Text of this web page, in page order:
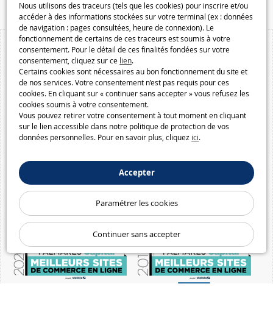
Nous utilisons des traceurs (tels que les cookies) pour inscrire et/ou
accéder à des informations stockées sur votre terminal (ex : données
de navigation : pages consultées, heure de connexion). Le
fonctionnement de certains de ces traceurs est soumis à votre
consentement. Pour le détail de ces finalités fondées sur votre
consentement, cliquez sur ce lien.
Certains cookies sont nécessaires au bon fonctionnement du site et
de nos services. Votre consentement n’est pas requis pour ces
cookies. En cliquant sur « continuer sans accepter » vous refusez les
cookies soumis à votre consentement.
Vous pouvez retirer votre consentement à tout moment en cliquant
sur le lien accessible dans notre politique de protection de vos
données personnelles. Pour en savoir plus, cliquez ici.
Accepter
Paramétrer les cookies
Continuer sans accepter